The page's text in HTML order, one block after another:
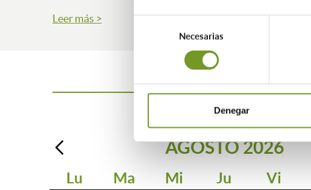
consentimiento
Necesarias
Denegar
Leer más >
AGOSTO2026
Lu Ma Mi Ju Vi